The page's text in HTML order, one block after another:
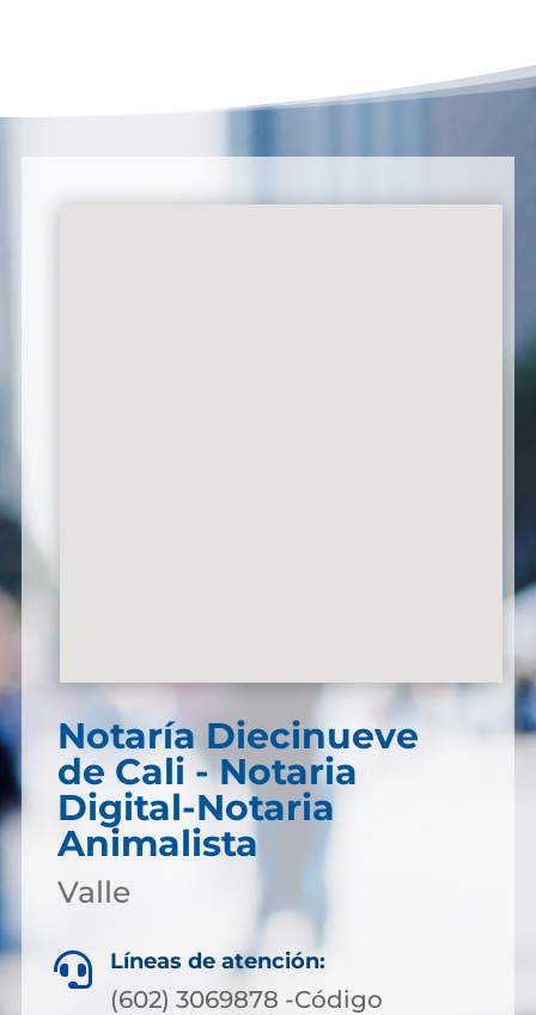
Notaría Diecinueve
de Cali - Notaria
Digital-Notaria
Animalista
Valle
 Líneas de atención:
(602) 3069878 -Código